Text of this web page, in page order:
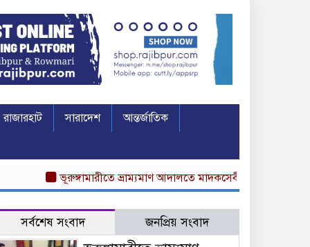
রাজারহাট সারাদেশ
আন্তর্জাতিক
ভূরুঙ্গামারীতে ভ্রাম্যমাণ আদালতে মাদকসেবীর এক মাসের কারাদণ্ড
সর্বশেষ সংবাদ জনপ্রিয় সংবাদ